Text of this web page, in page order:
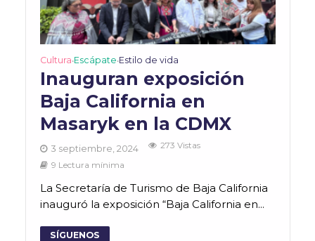
Cultura•Escápate•Estilo de vida
Inauguran exposición
Baja California en
Masaryk en la CDMX
3 septiembre, 2024
273 Vistas
9 Lectura mínima
La Secretaría de Turismo de Baja California
inauguró la exposición “Baja California en...
SÍGUENOS